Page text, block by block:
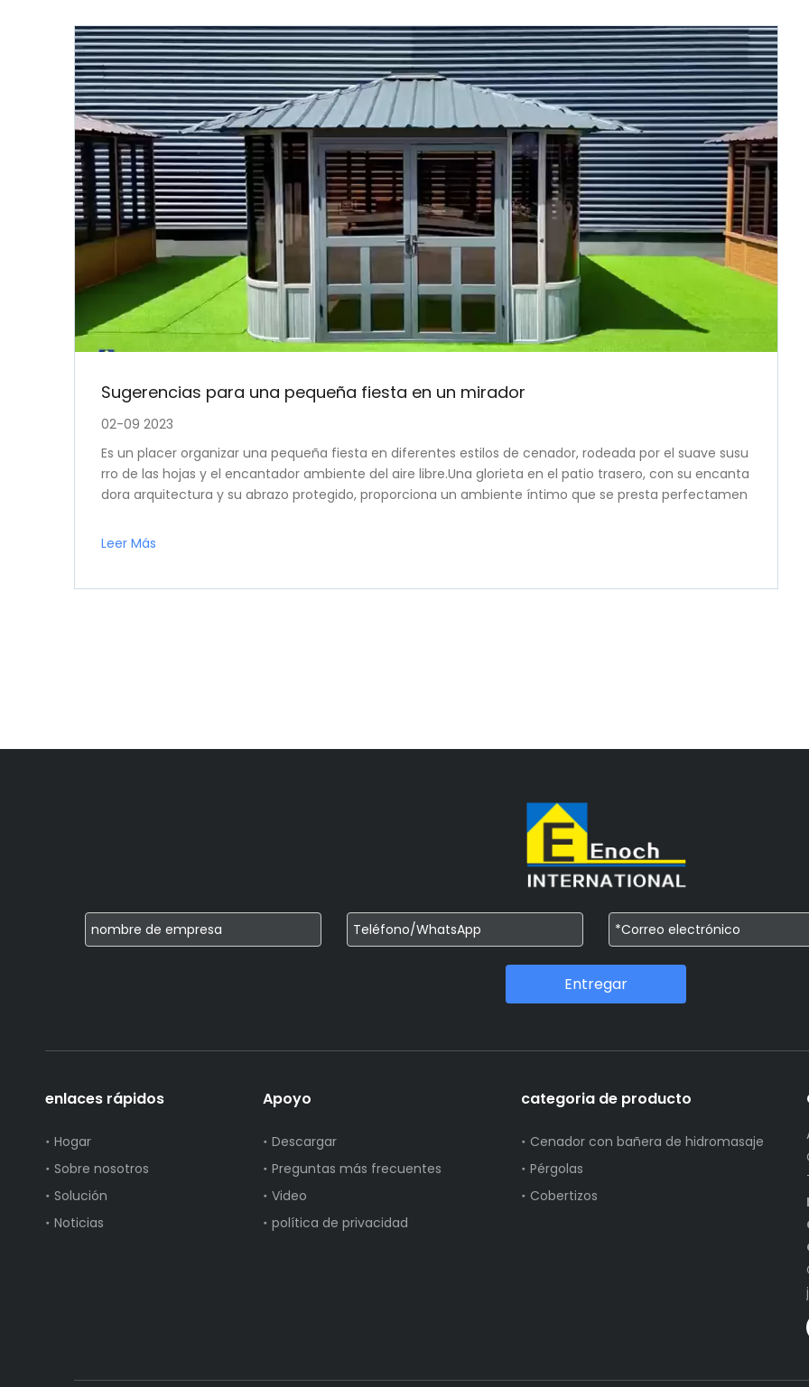
Sugerencias para una pequeña fiesta en un mirador
02-09 2023
Es un placer organizar una pequeña fiesta en diferentes estilos de cenador, rodeada por el suave susu
rro de las hojas y el encantador ambiente del aire libre.Una glorieta en el patio trasero, con su encanta
dora arquitectura y su abrazo protegido, proporciona un ambiente íntimo que se presta perfectamen
amos una pequeña velada dentro de los confines de una glorieta, exploremos una gran variedad de s
Leer Más
Entregar
enlaces rápidos
Hogar
Sobre nosotros
Solución
Noticias
Apoyo
Descargar
Preguntas más frecuentes
Video
política de privacidad
categoria de producto
Cenador con bañera de hidromasaje
Pérgolas
Cobertizos